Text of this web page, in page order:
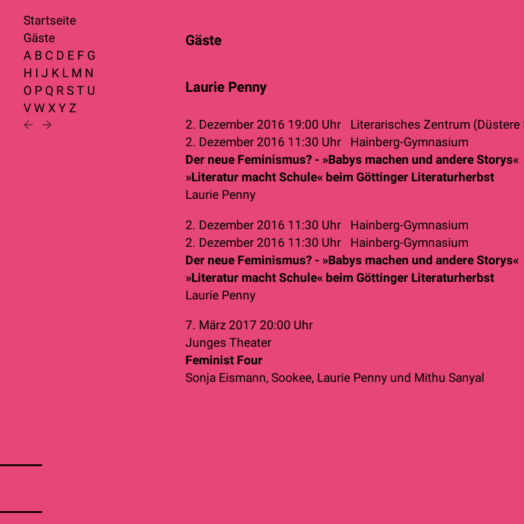
Startseite
Gäste
A B C D E F G
H I J K L M N
O P Q R S T U
V W X Y Z
Gäste
Laurie Penny
2. Dezember 2016 19:00 Uhr
Literarisches Zentrum (Düstere
2. Dezember 2016 11:30 Uhr
Hainberg-Gymnasium
Der neue Feminismus? - »Babys machen und andere Storys«
»Literatur macht Schule« beim Göttinger Literaturherbst
Laurie Penny
2. Dezember 2016 11:30 Uhr
Hainberg-Gymnasium
2. Dezember 2016 11:30 Uhr
Hainberg-Gymnasium
Der neue Feminismus? - »Babys machen und andere Storys«
»Literatur macht Schule« beim Göttinger Literaturherbst
Laurie Penny
7. März 2017 20:00 Uhr
Junges Theater
Feminist Four
Sonja Eismann, Sookee, Laurie Penny und Mithu Sanyal